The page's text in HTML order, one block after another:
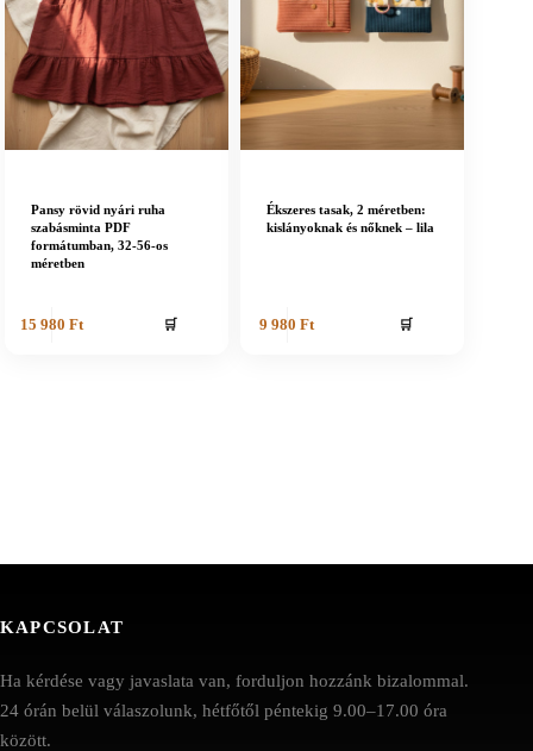
Pansy rövid nyári ruha
szabásminta PDF
formátumban, 32-56-os
méretben
15 980 Ft 🛒
Ékszeres tasak, 2 méretben:
kislányoknak és nőknek – lila
9 980Ft 🛒
KAPCSOLAT
Ha kérdése vagy javaslata van, forduljon hozzánk bizalommal.
24 órán belül válaszolunk, hétfőtől péntekig 9.00–17.00 óra
között.